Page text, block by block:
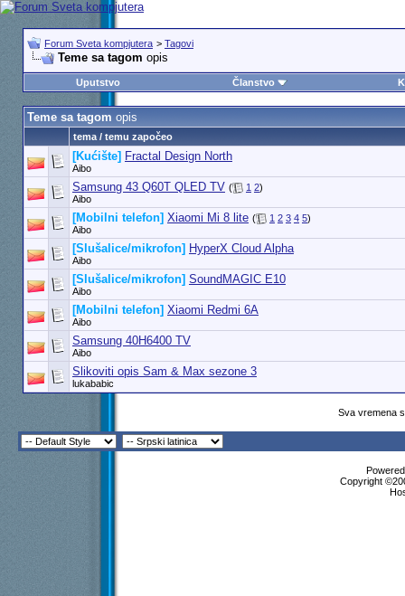
Forum Sveta kompjutera > Tagovi
Teme sa tagom opis
Uputstvo Članstvo
Teme sa tagom opis
tema / temu započeo
[Kućište] Fractal Design North
Aibo
Samsung 43 Q60T QLED TV ( 1 2)
Aibo
[Mobilni telefon] Xiaomi Mi 8 lite ( 1 2 3 4 5)
Aibo
[Slušalice/mikrofon] HyperX Cloud Alpha
Aibo
[Slušalice/mikrofon] SoundMAGIC E10
Aibo
[Mobilni telefon] Xiaomi Redmi 6A
Aibo
Samsung 40H6400 TV
Aibo
Slikoviti opis Sam & Max sezone 3
lukababic
Sva vremena
Copyright